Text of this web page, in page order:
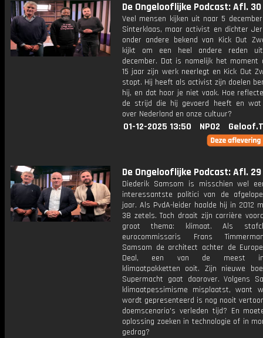
De Ongelooflijke Podcast: Afl. 30
Veel mensen kijken uit naar 5
Sinterklaas, maar activist en dichter
onder andere bekend van Kick Out
kijkt om een heel andere reden
december. Dat is namelijk het moment
15 jaar zijn werk neerlegt en Kick Out
stopt. Hij heeft als activist zijn doelen
hij, en dat hoor je niet vaak. Hoe
de strijd die hij gevoerd heeft en
over Nederland en onze cultuur?
01-12-2025 13:50 NPO2
De Ongelooflijke Podcast: Afl. 29
Diederik Samsom is misschien wel
interessantste politici van de
jaar. Als PvdA-leider haalde hij in 2012
38 zetels. Toch draait zijn carrière
groot thema: klimaat. Als
eurocommissaris Frans
Samsom de architect achter de
Deal, een van de meest
klimaatpakketten ooit. Zijn nieuwe
Supermacht gaat daarover. Volgens
klimaatpessimisme misplaatst, want
wordt gepresenteerd is nog nooit
doemscenario's verleden tijd? En
oplossing zoeken in technologie of in
gedrag?